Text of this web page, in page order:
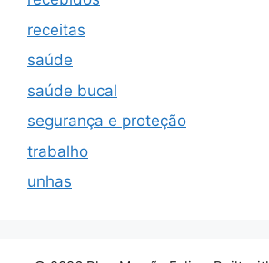
receitas
saúde
saúde bucal
segurança e proteção
trabalho
unhas